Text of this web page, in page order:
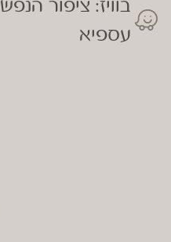
בוויז: ציפור הנפש
עספיא